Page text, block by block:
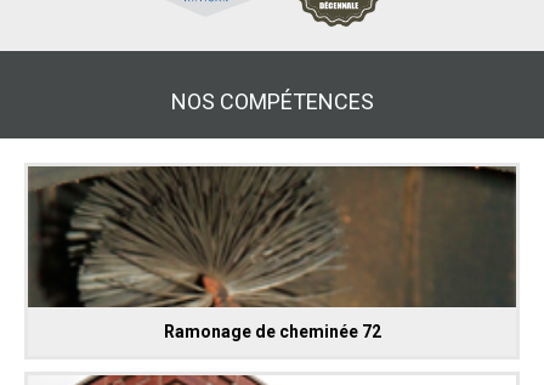
NOS COMPÉTENCES
Ramonage de cheminée 72